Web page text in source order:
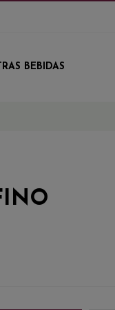
BEBIDAS